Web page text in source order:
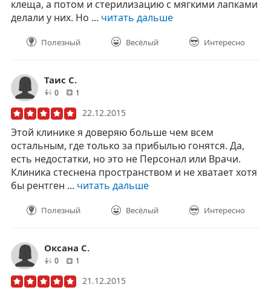
клеща, а потом и стерилизацию с мягкими лапками
делали у них. Но ... читать дальше
Полезный Весёлый Интересно
Таис C.
0друзей1
22.12.2015
Этой клинике я доверяю больше чем всем
остальным, где только за прибылью гонятся. Да,
есть недостатки, но это не Персонал или Врачи.
Клиника стеснена пространством и не хватает хотя
бы рентген ... читать дальше
Полезный Весёлый Интересно
Оксана С.
0друзей1
21.12.2015